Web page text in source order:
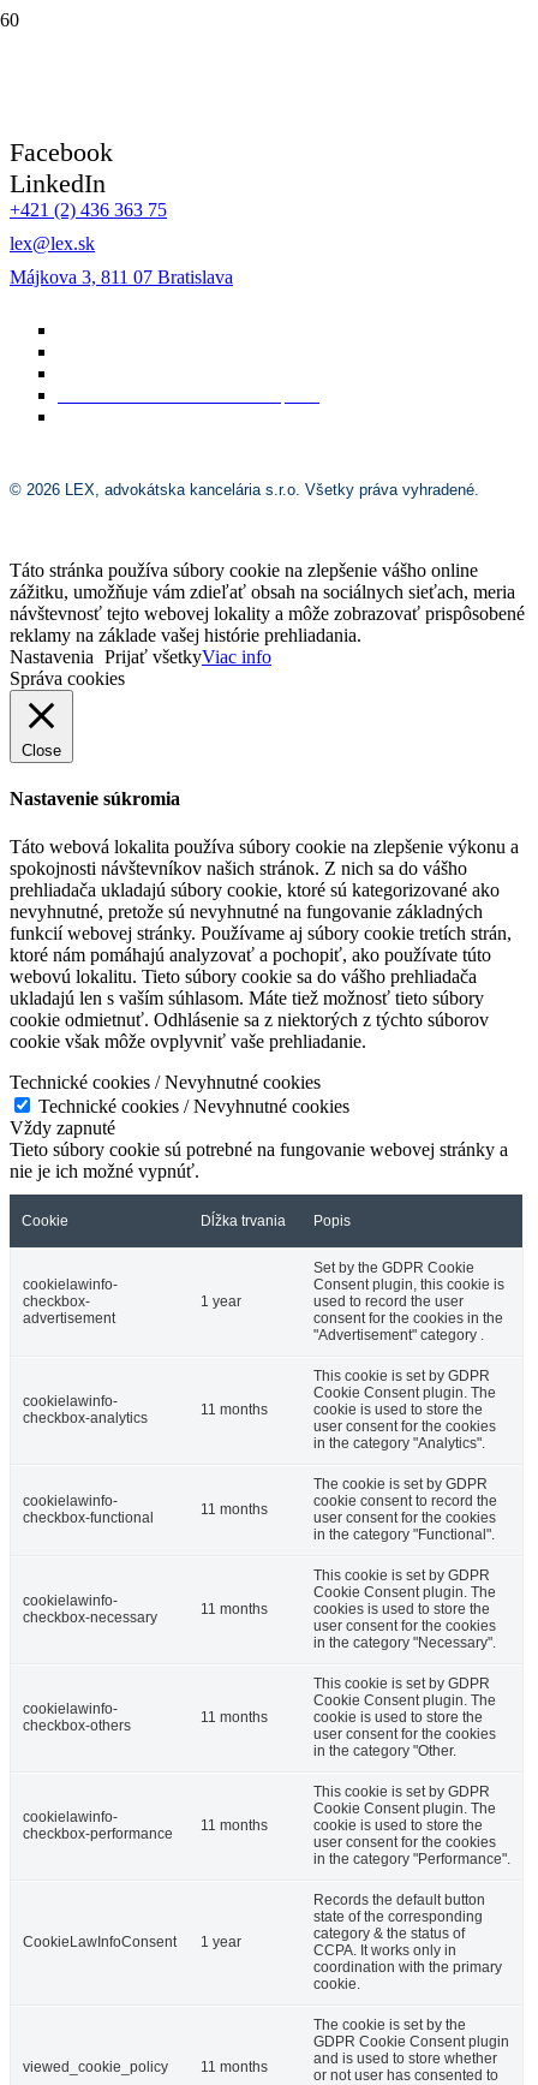
Facebook
LinkedIn
+421 (2) 436 363 75
lex@lex.sk
Májkova 3, 811 07 Bratislava
© 2026 LEX, advokátska kancelária s.r.o. Všetky práva vyhradené.
Táto stránka používa súbory cookie na zlepšenie vášho online
zážitku, umožňuje vám zdieľať obsah na sociálnych sieťach, meria
návštevnosť tejto webovej lokality a môže zobrazovať prispôsobené
reklamy na základe vašej histórie prehliadania.
Nastavenia Prijať všetkyViac info
Správa cookies
Close
Nastavenie súkromia
Táto webová lokalita používa súbory cookie na zlepšenie výkonu a
spokojnosti návštevníkov našich stránok. Z nich sa do vášho
prehliadača ukladajú súbory cookie, ktoré sú kategorizované ako
nevyhnutné, pretože sú nevyhnutné na fungovanie základných
funkcií webovej stránky. Používame aj súbory cookie tretích strán,
ktoré nám pomáhajú analyzovať a pochopiť, ako používate túto
webovú lokalitu. Tieto súbory cookie sa do vášho prehliadača
ukladajú len s vaším súhlasom. Máte tiež možnosť tieto súbory
cookie odmietnuť. Odhlásenie sa z niektorých z týchto súborov
cookie však môže ovplyvniť vaše prehliadanie.
Technické cookies / Nevyhnutné cookies
Technické cookies / Nevyhnutné cookies
Vždy zapnuté
Tieto súbory cookie sú potrebné na fungovanie webovej stránky a
nie je ich možné vypnúť.
Cookie Dĺžka trvania Popis
cookielawinfo-
checkbox-
advertisement
1 year
Set by the GDPR Cookie
Consent plugin, this cookie is
used to record the user
consent for the cookies in the
"Advertisement" category .
cookielawinfo-
checkbox-analytics
11 months
This cookie is set by GDPR
Cookie Consent plugin. The
cookie is used to store the
user consent for the cookies
in the category "Analytics".
cookielawinfo-
checkbox-functional
11 months
The cookie is set by GDPR
cookie consent to record the
user consent for the cookies
in the category "Functional".
cookielawinfo-
checkbox-necessary
11 months
This cookie is set by GDPR
Cookie Consent plugin. The
cookies is used to store the
user consent for the cookies
in the category "Necessary".
cookielawinfo-
checkbox-others
11 months
This cookie is set by GDPR
Cookie Consent plugin. The
cookie is used to store the
user consent for the cookies
in the category "Other.
cookielawinfo-
checkbox-performance
11 months
This cookie is set by GDPR
Cookie Consent plugin. The
cookie is used to store the
user consent for the cookies
in the category "Performance".
CookieLawInfoConsent 1 year
Records the default button
state of the corresponding
category & the status of
CCPA. It works only in
coordination with the primary
cookie.
viewed_cookie_policy 11 months
The cookie is set by the
GDPR Cookie Consent plugin
and is used to store whether
or not user has consented to